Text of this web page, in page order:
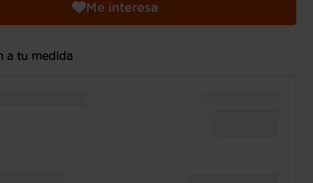
Me interesa
a tu medida